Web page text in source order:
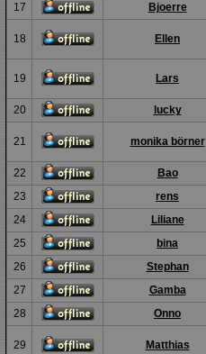
17
Bjoerre
18 Ellen
19 Lars
20 lucky
21 monika börner
22 Bao
23
rens
24
Liliane
25
bina
26
Stephan
27
Gamba
28
Onno
29 Matthias